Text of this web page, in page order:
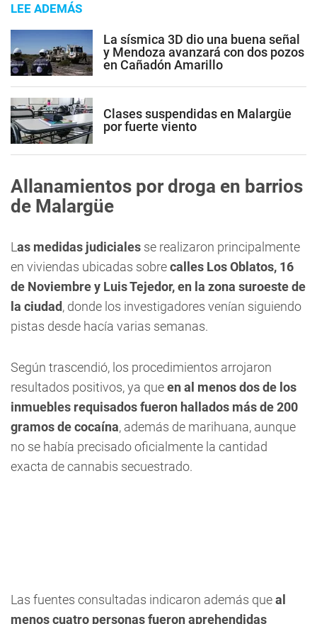
LEE ADEMÁS
La sísmica 3D dio una buena señal
y Mendoza avanzará con dos pozos
en Cañadón Amarillo
Clases suspendidas en Malargüe
por fuerte viento
Allanamientos por droga en barrios
de Malargüe
L as medidas judiciales se realizaron principalmente
en viviendas ubicadas sobrecalles Los Oblatos, 16
de Noviembre y Luis Tejedor, en la zona suroeste de
la ciudad, donde los investigadores venían siguiendo
pistas desde hacía varias semanas.
Según trascendió, los procedimientos arrojaron
resultados positivos, ya queen al menos dos de los
inmuebles requisados fueron hallados más de 200
gramos de cocaína, además de marihuana, aunque
no se había precisado oficialmente la cantidad
exacta de cannabis secuestrado.
Las fuentes consultadas indicaron además queal
menos cuatro personas fueron aprehendidas